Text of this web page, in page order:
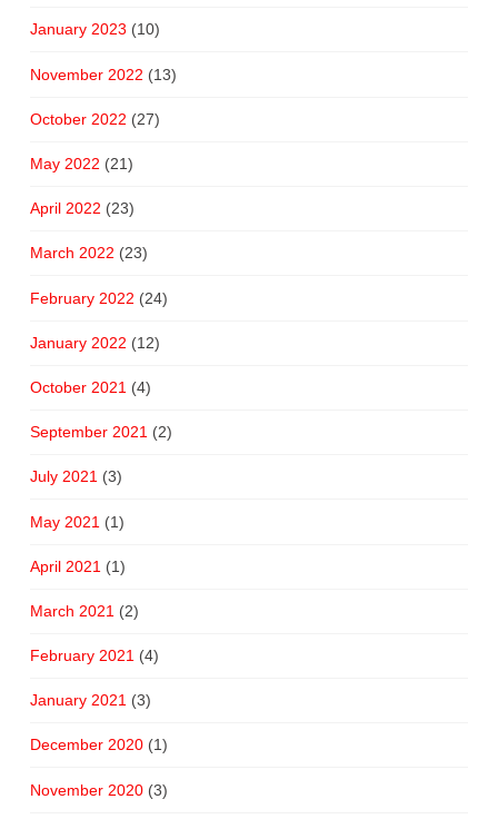
January 2023 (10)
November 2022 (13)
October 2022 (27)
May 2022 (21)
April 2022 (23)
March 2022 (23)
February 2022 (24)
January 2022 (12)
October 2021 (4)
September 2021(2)
July 2021(3)
May 2021 (1)
April 2021 (1)
March 2021 (2)
February 2021(4)
January 2021(3)
December 2020(1)
November 2020(3)